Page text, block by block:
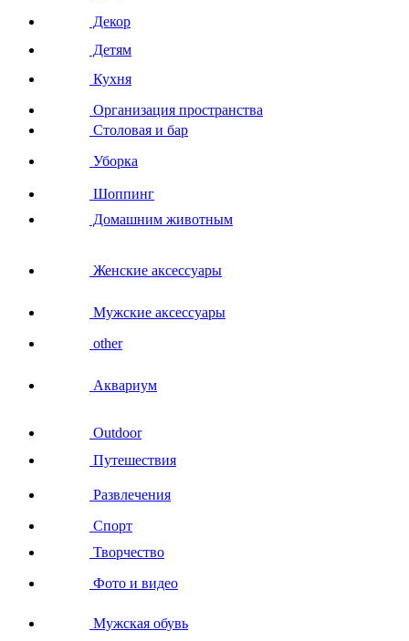
Декор
Детям
Кухня
Организация пространства
Столовая и бар
Уборка
Шоппинг
Домашним животным
Женские аксессуары
Мужские аксессуары
other
Аквариум
Outdoor
Путешествия
Развлечения
Спорт
Творчество
Фото и видео
Мужская обувь